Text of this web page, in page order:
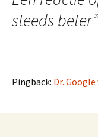
steeds beter”
Pingback: Dr.